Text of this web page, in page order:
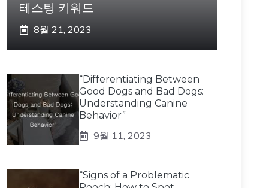
테스팅 키워드
8월 21, 2023
“Differentiating Between
Good Dogs and Bad Dogs:
Understanding Canine
Behavior”
9월 11, 2023
“Signs of a Problematic